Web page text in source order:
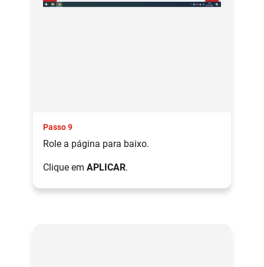
Passo 9
Role a página para baixo.
Clique em APLICAR.